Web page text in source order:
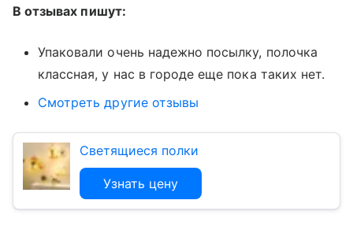
В отзывах пишут:
Упаковали очень надежно посылку, полочка
классная, у нас в городе еще пока таких нет.
Смотреть другие отзывы
Светящиеся полки
Узнать цену